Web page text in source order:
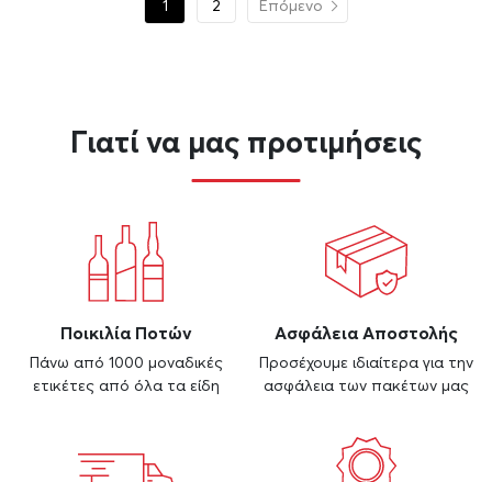
1 2 Επόμενο
Γιατί να μας προτιμήσεις
Ποικιλία Ποτών
Πάνω από 1000 μοναδικές
ετικέτες από όλα τα είδη
Ασφάλεια Αποστολής
Προσέχουμε ιδιαίτερα για την
ασφάλεια των πακέτων μας